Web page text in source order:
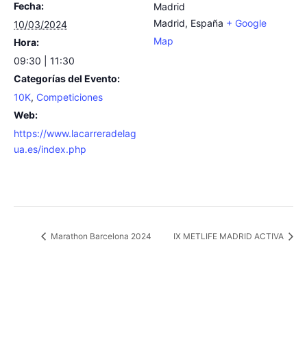
Fecha:
10/03/2024
Hora:
09:30 | 11:30
Categorías del Evento:
10K, Competiciones
Web:
https://www.lacarreradelag
ua.es/index.php
Madrid
Madrid, España + Google
Map
Marathon Barcelona 2024 IX METLIFE MADRID ACTIVA